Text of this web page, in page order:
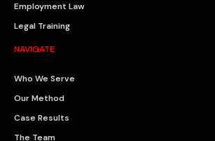
Employment Law
Legal Training
NAVIGATE
Who We Serve
Our Method
Case Results
The Team